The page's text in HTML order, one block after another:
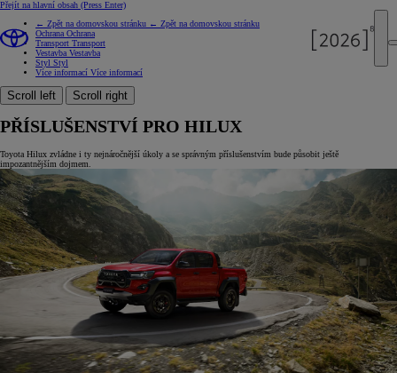
Přejít na hlavní obsah (Press Enter)
← Zpět na domovskou stránku ← Zpět na domovskou stránku
Ochrana Ochrana
Transport Transport
Vestavba Vestavba
Styl Styl
Více informací Více informací
Scroll left Scroll right
PŘÍSLUŠENSTVÍ PRO HILUX
Toyota Hilux zvládne i ty nejnáročnější úkoly a se správným příslušenstvím bude působit ještě
impozantnějším dojmem.